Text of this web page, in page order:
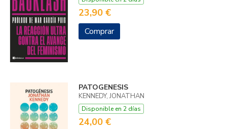
23,90 €
Comprar
PATOGENESIS
KENNEDY, JONATHAN
Disponible en 2 días
24,00 €